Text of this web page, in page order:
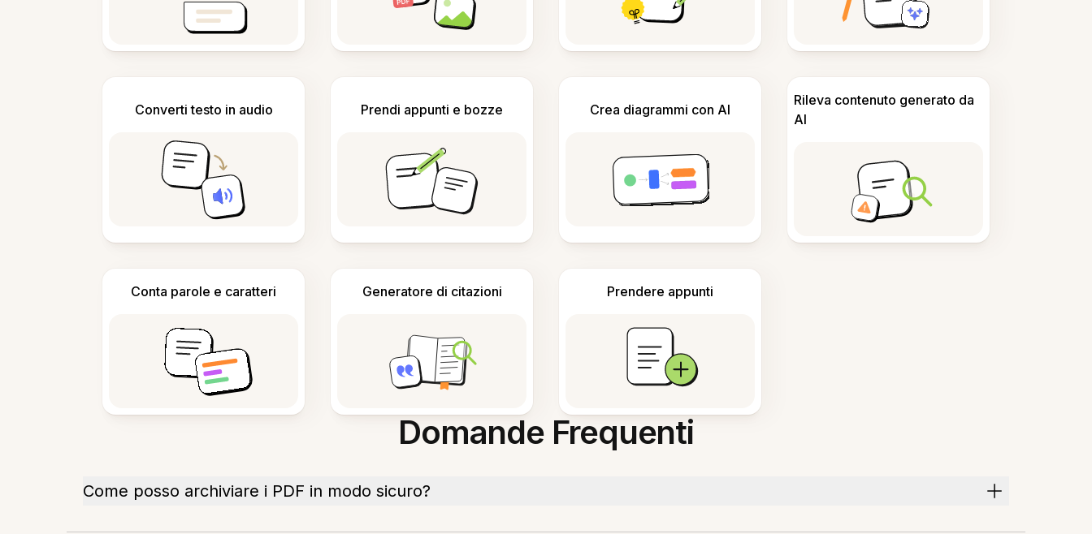
Converti testo in audio Prendi appunti e bozze Crea diagrammi con AI
Rileva contenuto generato da
AI
Conta parole e caratteri Generatore di citazioni Prendere appunti
Domande Frequenti
Come posso archiviare i PDF in modo sicuro?